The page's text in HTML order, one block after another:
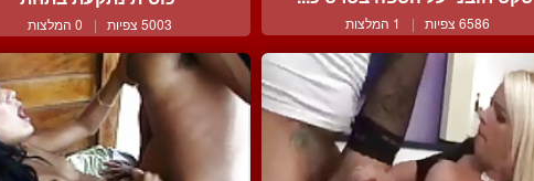
6586 צפיות | 1 המלצות 5003 צפיות | 0 המלצות